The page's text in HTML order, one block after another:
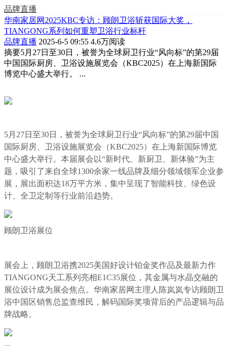
品牌直播
华南家居网2025KBC专访：顾朗卫浴斩获国际大奖，
TIANGONG系列如何重塑卫浴行业标杆
品牌直播 2025-6-5 09:55 4.6万阅读
摘要5月27日至30日，被誉为全球厨卫行业“风向标”的第29届
中国国际厨房、卫浴设施展览会（KBC2025）在上海新国际
博览中心盛大举行。 ...
5月27日至30日，被誉为全球厨卫行业“风向标”的第29届中国
国际厨房、卫浴设施展览会（KBC2025）在上海新国际博览
中心盛大举行。本届展会以“新时代、新厨卫、新体验”为主
题，吸引了来自全球1300余家一线品牌及细分领域领军企业参
展，展出面积达18万平方米，集中呈现了智能科技、绿色设
计、全卫定制等行业前沿趋势。
顾朗卫浴展位
展会上， 顾朗卫浴携2025美国好设计铂金奖作品及最新力作
TIANGONG天工系列亮相E1C35展位，其金属与水晶交融的
展位设计成为展会焦点。华南家居网主理人陈岚岚专访顾朗卫
浴中国区销售总监查维民，解码国际奖项背后的产品逻辑与品
牌战略。